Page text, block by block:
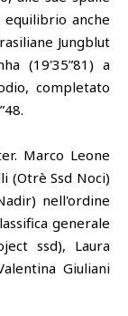
equilibrio anche
Jungblut
(19'35”81) a
completato
Marco Leone
(Otrè Ssd Noci)
nell'ordine
generale
ssd), Laura
Giuliani